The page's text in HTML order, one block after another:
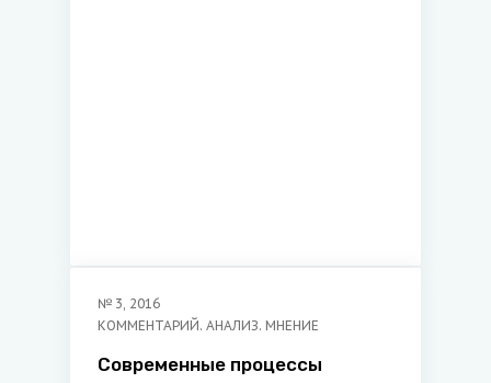
№ 3, 2016
КОММЕНТАРИЙ. АНАЛИЗ. МНЕНИЕ
Современные процессы